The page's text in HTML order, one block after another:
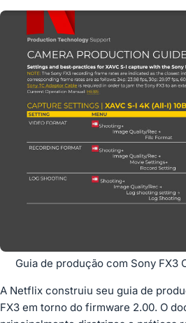
Guia de produção com Sony FX3
A Netflix construiu seu guia de
FX3 em torno do firmware 2.00. O